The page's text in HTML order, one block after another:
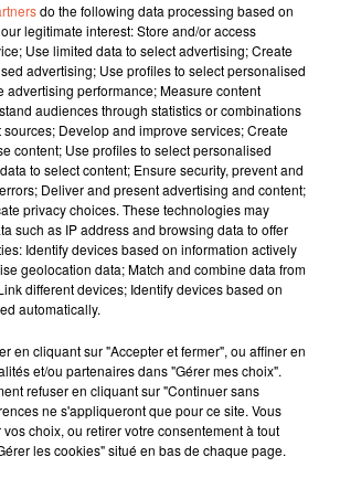
3 août 2026
do the following data processing based on
legitimate interest: Store and/or access
Use limited data to select advertising; Create
advertising; Use profiles to select personalised
advertising performance; Measure content
audiences through statistics or combinations
sources; Develop and improve services; Create
content; Use profiles to select personalised
to select content; Ensure security, prevent and
Deliver and present advertising and content;
privacy choices. These technologies may
such as IP address and browsing data to offer
Identify devices based on information actively
geolocation data; Match and combine data from
different devices; Identify devices based on
automatically.
en cliquant sur "Accepter et fermer", ou affiner en
et/ou partenaires dans "Gérer mes choix".
refuser en cliquant sur "Continuer sans
ne s'appliqueront que pour ce site. Vous
choix, ou retirer votre consentement à tout
les cookies" situé en bas de chaque page.